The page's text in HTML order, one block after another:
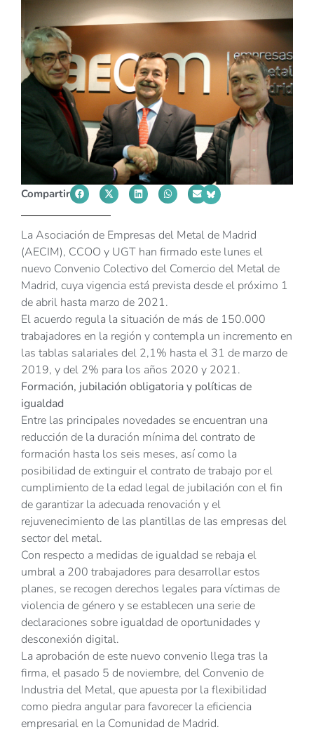
Compartir
La Asociación de Empresas del Metal de Madrid
(AECIM), CCOO y UGT han firmado este lunes el
nuevo Convenio Colectivo del Comercio del Metal de
Madrid, cuya vigencia está prevista desde el próximo 1
de abril hasta marzo de 2021.
El acuerdo regula la situación de más de 150.000
trabajadores en la región y contempla un incremento en
las tablas salariales del 2,1% hasta el 31 de marzo de
2019, y del 2% para los años 2020 y 2021.
Formación, jubilación obligatoria y políticas de
igualdad
Entre las principales novedades se encuentran una
reducción de la duración mínima del contrato de
formación hasta los seis meses, así como la
posibilidad de extinguir el contrato de trabajo por el
cumplimiento de la edad legal de jubilación con el fin
de garantizar la adecuada renovación y el
rejuvenecimiento de las plantillas de las empresas del
sector del metal.
Con respecto a medidas de igualdad se rebaja el
umbral a 200 trabajadores para desarrollar estos
planes, se recogen derechos legales para víctimas de
violencia de género y se establecen una serie de
declaraciones sobre igualdad de oportunidades y
desconexión digital.
La aprobación de este nuevo convenio llega tras la
firma, el pasado 5 de noviembre, del Convenio de
Industria del Metal, que apuesta por la flexibilidad
como piedra angular para favorecer la eficiencia
empresarial en la Comunidad de Madrid.